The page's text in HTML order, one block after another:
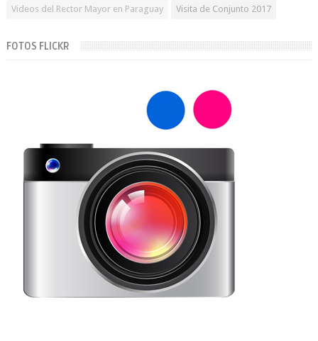
Videos del Rector Mayor en Paraguay Visita de Conjunto 2017
FOTOS FLICKR